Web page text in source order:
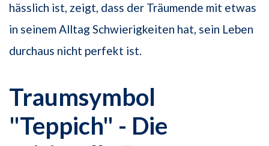
hässlich ist, zeigt, dass der Träumende mit etwas
in seinem Alltag Schwierigkeiten hat, sein Leben
durchaus nicht perfekt ist.
Traumsymbol
"Teppich" - Die